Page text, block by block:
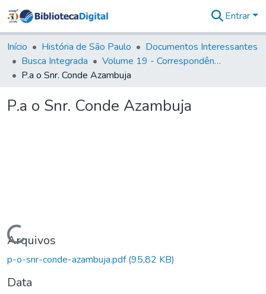
&
Coleções
Tudo na
Biblioteca
Estatísticas
Entrar
Início História de São Paulo
Documentos Interessantes
Busca Integrada
Volume 19 - Correspondência do Capital General D. Luiz Antonio de Souza (1767- 70)
P.a o Snr. Conde Azambuja
P.a o Snr. Conde Azambuja
Carregando...
Arquivos
p-o-snr-conde-azambuja.pdf(95,82 KB)
Data